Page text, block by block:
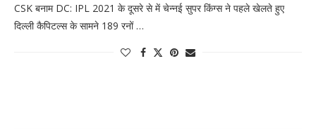
CSK बनाम DC: IPL 2021 के दूसरे से में चेन्नई सुपर किंग्स ने पहले खेलते हुए
दिल्ली कैपिटल्स के सामने 189 रनों …